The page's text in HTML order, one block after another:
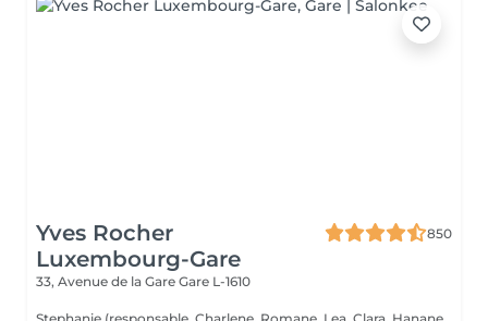
Yves Rocher
Luxembourg-Gare
850
33, Avenue de la Gare Gare L-1610